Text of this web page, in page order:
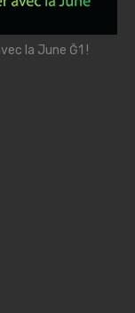
la June Ğ1 !